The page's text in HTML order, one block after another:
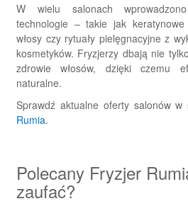
W wielu salonach
technologie – takie jak
włosy czy rytuały pielęgnacyjne z
kosmetyków. Fryzjerzy dbają nie
zdrowie włosów, dzięki czemu
naturalne.
Sprawdź aktualne oferty salonów
Rumia.
Polecany Fryzjer
zaufać?